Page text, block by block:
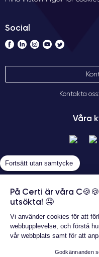
Social
Kontakta
Våra
Fortsätt utan samtycke
På Certi är våra
utsökta! 🤤
Vi använder cookies för att
webbupplevelse, och förstå
vår webbplats samt för att
Godkännanden